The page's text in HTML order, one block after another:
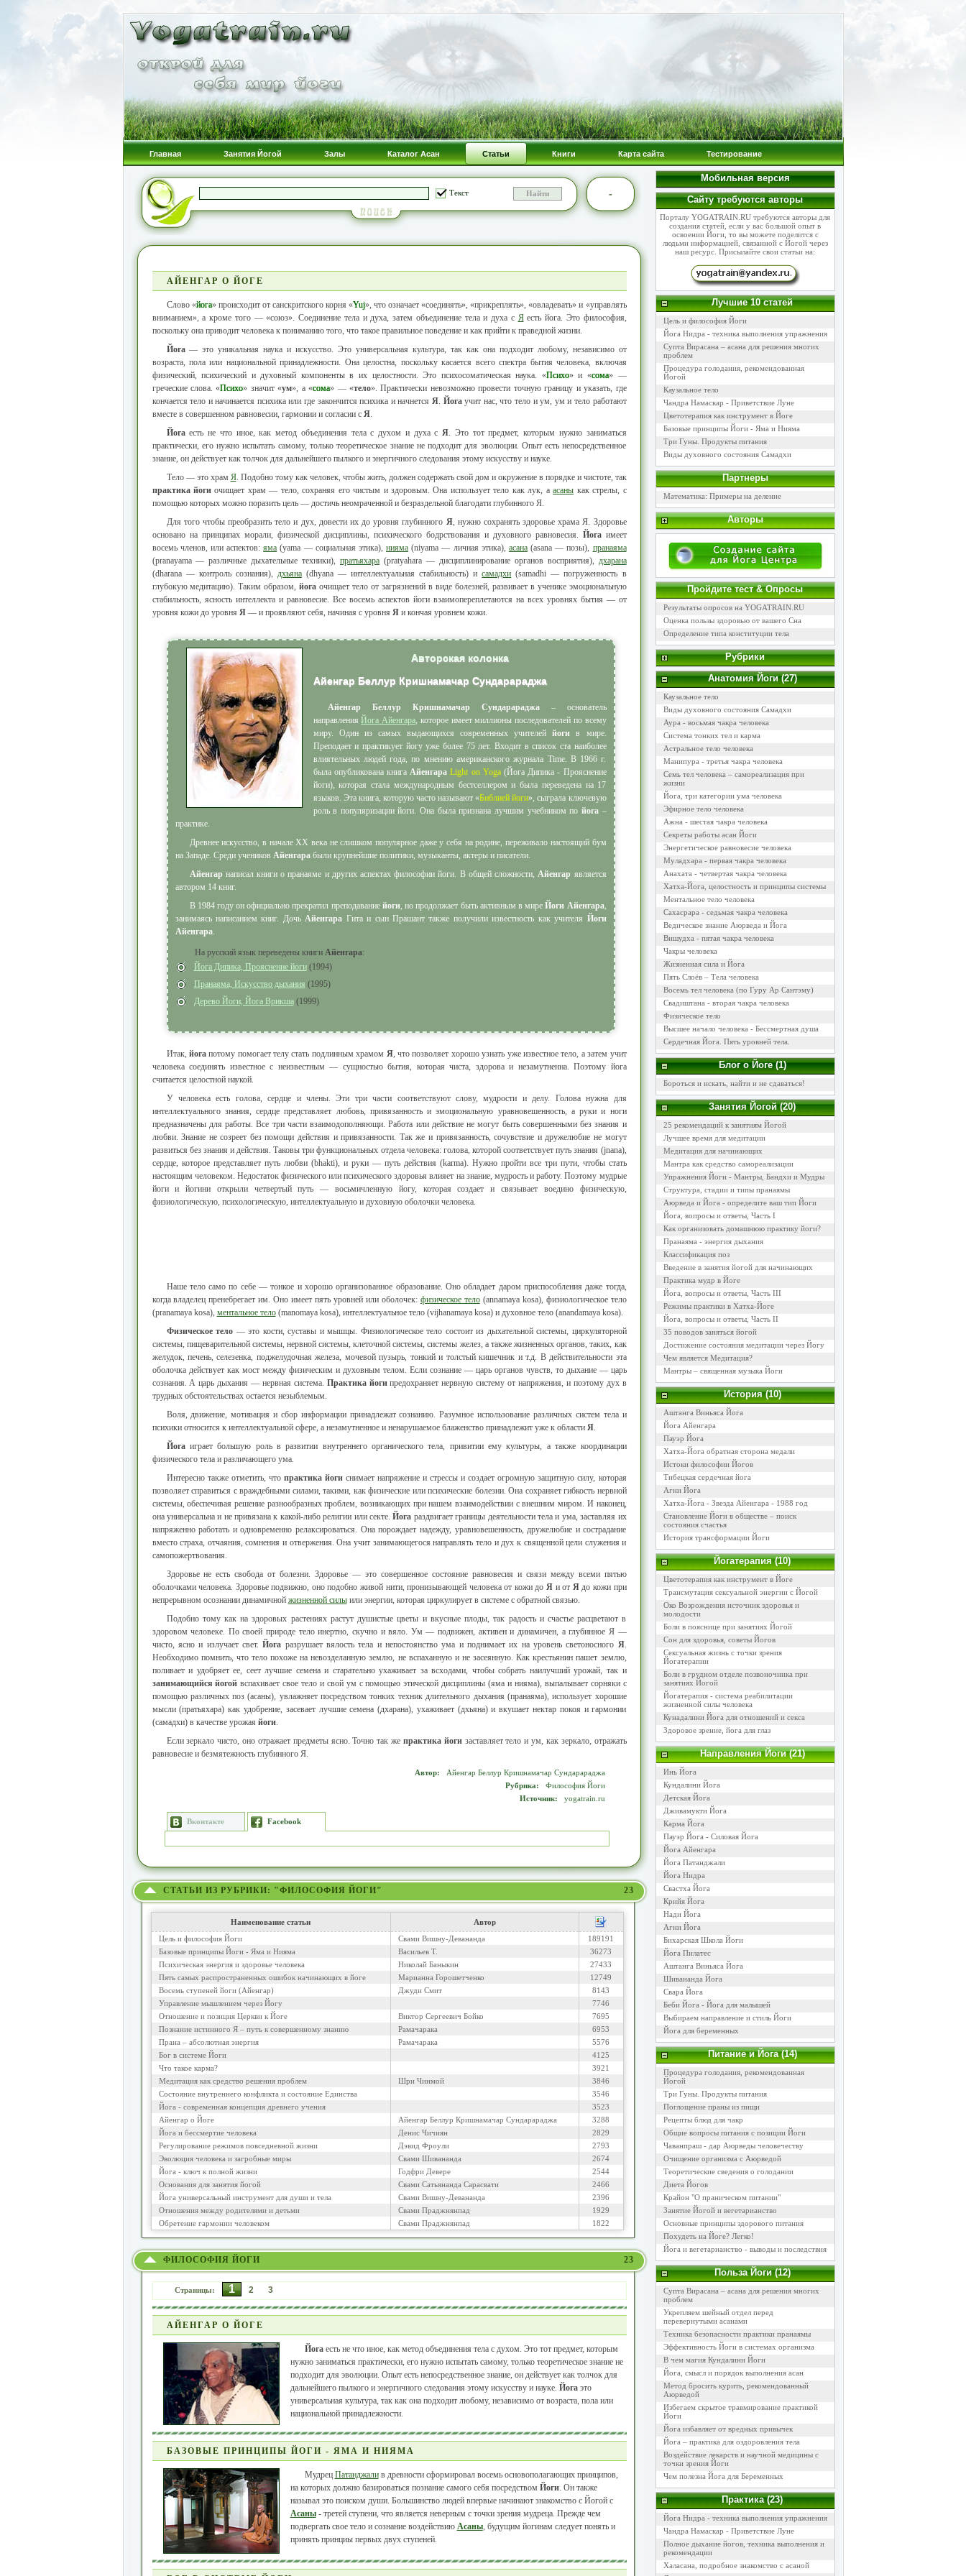
Главная Занятия Йогой Залы Каталог Асан Статьи Книги Карта сайта Тестирование
Текст -
АЙЕНГАР О ЙОГЕ
Слово «йога» происходит от санскритского корня «Yuj», что означает «соединять», «прикреплять», «овладевать» и «управлять
вниманием», а кроме того — «союз». Соединение тела и духа, затем объединение тела и духа с Яесть йога. Это философия,
поскольку она приводит человека к пониманию того, что такое правильное поведение и как прийти к праведной жизни.
Йога— это уникальная наука и искусство. Это универсальная культура, так как она подходит любому, независимо от
возраста, пола или национальной принадлежности. Она целостна, поскольку касается всего спектра бытия человека, включая
физический, психический и духовный компоненты в их целостности. Это психосоматическая наука. «Психо» и «сома» —
греческие слова. «Психо» значит «ум», а «сома» — «тело». Практически невозможно провести точную границу и указать, где
кончается тело и начинается психика или где закончится психика и начнется Я. Йогаучит нас, что тело и ум, ум и тело работают
вместе в совершенном равновесии, гармонии и согласии с Я.
Йогаесть не что иное, как метод объединения тела с духом и духа с Я. Это тот предмет, которым нужно заниматься
практически, его нужно испытать самому, только теоретическое знание не подходит для эволюции. Опыт есть непосредственное
знание, он действует как толчок для дальнейшего пылкого и энергичного следования этому искусству и науке.
Тело — это храм Я. Подобно тому как человек, чтобы жить, должен содержать свой дом и окружение в порядке и чистоте, так
практика йогиочищает храм — тело, сохраняя его чистым и здоровым. Она использует тело как лук, аасаны как стрелы, с
помощью которых можно поразить цель — достичь неомраченной и безраздельной благодати глубинного Я.
Для того чтобы преобразить тело и дух, довести их до уровня глубинного Я, нужно сохранять здоровье храма Я. Здоровье
основано на принципах морали, физической дисциплины, психического бодрствования и духовного равновесия. Йогаимеет
восемь членов, или аспектов:яма (yama — социальная этика),нияма (niyama — личная этика), асана(asana — позы), пранаяма
(pranayama — различные дыхательные техники),пратьяхара (pratyahara — дисциплинирование органов восприятия), дхарана
(dharana — контроль сознания), дхьяна(dhyana — интеллектуальная стабильность) исамадхи (samadhi — погруженность в
глубокую медитацию). Таким образом,йога очищает тело от загрязнений в виде болезней, развивает в ученике эмоциональную
стабильность, ясность интеллекта и равновесие. Все восемь аспектов йоги взаимопереплетаются на всех уровнях бытия — от
уровня кожи до уровня Я— и проявляют себя, начиная с уровня Яи кончая уровнем кожи.
Авторская колонка
Айенгар Беллур Кришнамачар Сундарараджа
Айенгар Беллур Кришнамачар Сундарараджа– основатель
направления Йога Айенгара , которое имеет миллионы последователей по всему
миру. Один из самых выдающихся современных учителеййоги в мире.
Преподает и практикует йогу уже более 75 лет. Входит в список ста наиболее
влиятельных людей года, по мнению американского журнала Time. В 1966 г.
была опубликована книга Айенгара Light on Yoga(Йога Дипика - Прояснение
йоги), которая стала международным бестселлером и была переведена на 17
языков. Эта книга, которую часто называют «Библией йоги», сыграла ключевую
роль в популяризации йоги. Она была признана лучшим учебником по йога–
практике.
Древнее искусство, в начале ХХ века не слишком популярное даже у себя на родине, переживало настоящий бум
на Западе. Среди учеников Айенгарабыли крупнейшие политики, музыканты, актеры и писатели.
Айенгар написал книги о пранаяме и других аспектах философии йоги. В общей сложности, Айенгар является
автором 14 книг.
В 1984 году он официально прекратил преподавание йоги, но продолжает быть активным в миреЙоги Айенгара,
занимаясь написанием книг. Дочь Айенгара Гита и сын Прашант также получили известность как учителя Йоги
Айенгара.
На русский язык переведены книги Айенгара:
Йога Дипика, Прояснение йоги(1994)
Пранаяма, Искусство дыхания (1995)
Дерево Йоги, Йога Врикша(1999)
Итак, йогапотому помогает телу стать подлинным храмом Я, что позволяет хорошо узнать уже известное тело, а затем учит
человека соединять известное с неизвестным — сущностью бытия, которая чиста, здорова и незамутненна. Поэтому йога
считается целостной наукой.
У человека есть голова, сердце и члены. Эти три части соответствуют слову, мудрости и делу. Голова нужна для
интеллектуального знания, сердце представляет любовь, привязанность и эмоциональную уравновешенность, а руки и ноги
предназначены для работы. Все три части взаимодополняющи. Работа или действие не могут быть совершенными без знания и
любви. Знание не созреет без помощи действия и привязанности. Так же и привязанность, сочувствие и дружелюбие не могут
развиться без знания и действия. Таковы три функциональных отдела человека: голова, которой соответствует путь знания (jnana),
сердце, которое представляет путь любви (bhakti), и руки — путь действия (karma). Нужно пройти все три пути, чтобы стать
настоящим человеком. Недостаток физического или психического здоровья влияет на знание, мудрость и работу. Поэтому мудрые
йоги и йогини открыли четвертый путь — восьмичленную йогу, которая создает и связывает воедино физическую,
физиологическую, психологическую, интеллектуальную и духовную оболочки человека.
Наше тело само по себе — тонкое и хорошо организованное образование. Оно обладает даром приспособления даже тогда,
когда владелец пренебрегает им. Оно имеет пять уровней или оболочек: физическое тело(annamaya kosa), физиологическое тело
(рrаnаmaуа kosa), ментальное тело(manomaya kosa), интеллектуальное тело (vijhanamaya kosa) и духовное тело (anandamaya kosa).
Физическое тело — это кости, суставы и мышцы. Физиологическое тело состоит из дыхательной системы, циркуляторной
системы, пищеварительной системы, нервной системы, клеточной системы, системы желез, а также жизненных органов, таких, как
желудок, печень, селезенка, поджелудочная железа, мочевой пузырь, тонкий и толстый кишечник и т.д. В действительности эта
оболочка действует как мост между физическим и духовным телом. Если сознание — царь органов чувств, то дыхание — царь
сознания. А царь дыхания — нервная система. Практика йогипредохраняет нервную систему от напряжения, и поэтому дух в
трудных обстоятельствах остается незыблемым.
Воля, движение, мотивация и сбор информации принадлежат сознанию. Разумное использование различных систем тела и
психики относится к интеллектуальной сфере, а незамутненное и ненарушаемое блаженство принадлежит уже к области Я.
Йогаиграет большую роль в развитии внутреннего органического тела, привитии ему культуры, а также координации
физического тела и различающего ума.
Интересно также отметить, что практика йогиснимает напряжение и стрессы и создает огромную защитную силу, которая
позволяет справиться с враждебными силами, такими, как физические или психические болезни. Она сохраняет гибкость нервной
системы, обеспечивая решение разнообразных проблем, возникающих при нашем взаимодействии с внешним миром. И наконец,
она универсальна и не привязана к какой-либо религии или секте.Йога раздвигает границы деятельности тела и ума, заставляя их
напряженно работать и одновременно релаксироваться. Она порождает надежду, уравновешенность, дружелюбие и сострадание
вместо страха, отчаяния, сомнения и отвержения. Она учит занимающегося направлять тело и дух к священной цели служения и
самопожертвования.
Здоровье не есть свобода от болезни. Здоровье — это совершенное состояние равновесия и связи между всеми пятью
оболочками человека. Здоровье подвижно, оно подобно живой нити, пронизывающей человека от кожи до Я и от Ядо кожи при
непрерывном осознании динамичной жизненной силыили энергии, которая циркулирует в системе с обратной связью.
Подобно тому как на здоровых растениях растут душистые цветы и вкусные плоды, так радость и счастье расцветают в
здоровом человеке. По своей природе тело инертно, скучно и вяло. Ум — подвижен, активен и динамичен, а глубинное Я —
чисто, ясно и излучает свет.Йога разрушает вялость тела и непостоянство ума и поднимает их на уровень светоносного Я.
Необходимо помнить, что тело похоже на невозделанную землю, не вспаханную и не засеянную. Как крестьянин пашет землю,
поливает и удобряет ее, сеет лучшие семена и старательно ухаживает за всходами, чтобы собрать наилучший урожай, так и
занимающийся йогой вспахивает свое тело и свой ум с помощью этической дисциплины (яма и нияма), выпалывает сорняки с
помощью различных поз (асаны), увлажняет посредством тонких техник длительного дыхания (пранаяма), использует хорошие
мысли (пратьяхара) как удобрение, засевает лучшие семена (дхарана), ухаживает (дхьяна) и вкушает нектар покоя и гармонии
(самадхи) в качестве урожая йоги.
Если зеркало чисто, оно отражает предметы ясно. Точно так же практика йогизаставляет тело и ум, как зеркало, отражать
равновесие и безмятежность глубинного Я.
Автор:
Айенгар Беллур Кришнамачар Сундарараджа
Рубрика: Философия Йоги
Источник: yogatrain.ru
Вконтакте Facebook
СТАТЬИ ИЗ РУБРИКИ: "ФИЛОСОФИЯ ЙОГИ" 23
Наименование статьи
Автор
Цель и философия Йоги
Свами Вишну-Девананда
189191
Базовые принципы Йоги - Яма и Нияма
Васильев Т.
36273
Психическая энергия и здоровье человека
Николай Баныкин
27433
Пять самых распространенных ошибок начинающих в йоге
Марианна Горошетченко
12749
Восемь ступеней йоги (Айенгар)
Джуди Смит
8143
Управление мышлением через Йогу
7746
Отношение и позиция Церкви к Йоге
Виктор Сергеевич Бойко
7695
Познание истинного Я – путь к совершенному знанию
Рамачарака
6953
Прана – абсолютная энергия
Рамачарака
5576
Бог в системе Йоги
4125
Что такое карма?
3921
Медитация как средство решения проблем
Шри Чинмой
3846
Состояние внутреннего конфликта и состояние Единства
3546
Йога - современная концепция древнего учения
3523
Айенгар о Йоге
Айенгар Беллур Кришнамачар Сундарараджа
3288
Йога и бессмертие человека
Денис Чичиян
2829
Регулирование режимов повседневной жизни
Дэвид Фроули
2793
Эволюция человека и загробные миры
Свами Шивананда
2674
Йога - ключ к полной жизни
Годфри Девере
2544
Основания для занятия йогой
Свами Сатьянанда Сарасвати
2466
Йога универсальный инструмент для души и тела
Свами Вишну-Девананда
2396
Отношения между родителями и детьми
Свами Праджнянпад
1929
Обретение гармонии человеком
Свами Праджнянпад 1822
ФИЛОСОФИЯ ЙОГИ 23
Страницы: 1 2 3
АЙЕНГАР О ЙОГЕ
Йогаесть не что иное, как метод объединения тела с духом. Это тот предмет, которым
нужно заниматься практически, его нужно испытать самому, только теоретическое знание не
подходит для эволюции. Опыт есть непосредственное знание, он действует как толчок для
дальнейшего пылкого и энергичного следования этому искусству и науке. Йогаэто
универсальная культура, так как она подходит любому, независимо от возраста, пола или
национальной принадлежности.
БАЗОВЫЕ ПРИНЦИПЫ ЙОГИ - ЯМА И НИЯМА
Мудрец Патанджалив древности сформировал восемь основополагающих принципов,
на которых должно базироваться познание самого себя посредством Йоги. Он также
называл это поиском души. Большинство людей впервые начинают знакомство с Йогой с
Асаны- третей ступени, что является неверным с точки зрения мудреца. Прежде чем
подвергать свое тело и сознание воздействию Асаны, будущим йогинам следует понять и
принять принциы первых двух ступеней.
Мобильная версия
Сайту требуются авторы
Порталу YOGATRAIN.RU требуются авторы для
создания статей, если у вас большой опыт в
освоении Йоги, то вы можете поделится с
людьми информацией, связанной с Йогой через
наш ресурс. Присылайте свои статьи на:
Лучшие 10 статей
Цель и философия Йоги
Йога Нидра - техника выполнения упражнения
Супта Вирасана – асана для решения многих
проблем
Процедура голодания, рекомендованная
Йогой
Каузальное тело
Чандра Намаскар - Приветствие Луне
Цветотерапия как инструмент в Йоге
Базовые принципы Йоги - Яма и Нияма
Три Гуны. Продукты питания
Виды духовного состояния Самадхи
Партнеры
Математика: Примеры на деление
Авторы
Пройдите тест & Опросы
Результаты опросов на YOGATRAIN.RU
Оценка пользы здоровью от вашего Сна
Определение типа конституции тела
Рубрики
Анатомия Йоги (27)
Каузальное тело
Виды духовного состояния Самадхи
Аура - восьмая чакра человека
Система тонких тел и карма
Астральное тело человека
Манипура - третья чакра человека
Семь тел человека – самореализация при
жизни
Йога, три категории ума человека
Эфирное тело человека
Ажна - шестая чакра человека
Секреты работы асан Йоги
Энергетическое равновесие человека
Муладхара - первая чакра человека
Анахата - четвертая чакра человека
Хатха-Йога, целостность и принципы системы
Ментальное тело человека
Сахасрара - седьмая чакра человека
Ведическое знание Аюрведа и Йога
Вишудха - пятая чакра человека
Чакры человека
Жизненная сила и Йога
Пять Слоёв – Тела человека
Восемь тел человека (по Гуру Ар Сантэму)
Свадиштана - вторая чакра человека
Физическое тело
Высшее начало человека - Бессмертная душа
Сердечная Йога. Пять уровней тела.
Блог о Йоге (1)
Бороться и искать, найти и не сдаваться!
Занятия Йогой (20)
25 рекомендаций к занятиям Йогой
Лучшее время для медитации
Медитация для начинающих
Мантра как средство самореализации
Упражнения Йоги - Мантры, Бандхи и Мудры
Структура, стадии и типы пранаямы
Аюрведа и Йога - определите ваш тип Йоги
Йога, вопросы и ответы, Часть I
Как организовать домашнюю практику йоги?
Пранаяма - энергия дыхания
Классификация поз
Введение в занятия йогой для начинающих
Практика мудр в Йоге
Йога, вопросы и ответы, Часть III
Режимы практики в Хатха-Йоге
Йога, вопросы и ответы, Часть II
35 поводов заняться йогой
Достижение состояния медитации через Йогу
Чем является Медитация?
Мантры – священная музыка Йоги
История (10)
Аштанга Виньяса Йога
Йога Айенгара
Пауэр Йога
Хатха-Йога обратная сторона медали
Истоки философии Йогов
Тибецкая сердечная йога
Агни Йога
Хатха-Йога - Звезда Айенгара - 1988 год
Становление Йоги в обществе – поиск
состояния счастья
История трансформации Йоги
Йогатерапия (10)
Цветотерапия как инструмент в Йоге
Трансмутация сексуальной энергии с Йогой
Око Возрождения источник здоровья и
молодости
Боли в пояснице при занятиях Йогой
Сон для здоровья, советы Йогов
Сексуальная жизнь с точки зрения
Йогатерапии
Боли в грудном отделе позвоночника при
занятиях Йогой
Йогатерапия - система реабилитации
жизненной силы человека
Кунадалини Йога для отношений и секса
Здоровое зрение, йога для глаз
Направления Йоги (21)
Инь Йога
Кундалини Йога
Детская Йога
Дживамукти Йога
Карма Йога
Пауэр Йога - Силовая Йога
Йога Айенгара
Йога Патанджали
Йога Нидра
Свастха Йога
Крийя Йога
Нади Йога
Агни Йога
Бихарская Школа Йоги
Йога Пилатес
Аштанга Виньяса Йога
Шивананда Йога
Свара Йога
Беби Йога - Йога для малышей
Выбираем направление и стиль Йоги
Йога для беременных
Питание и Йога (14)
Процедура голодания, рекомендованная
Йогой
Три Гуны. Продукты питания
Поглощение праны из пищи
Рецепты блюд для чакр
Общие вопросы питания с позиции Йоги
Чаванпраш - дар Аюрведы человечеству
Очищение организма с Аюрведой
Теоретические сведения о голодании
Диета Йогов
Крайон "О праническом питании"
Занятие Йогой и вегетарианство
Основные принципы здорового питания
Похудеть на Йоге? Легко!
Йога и вегетарианство - выводы и последствия
Польза Йоги (12)
Супта Вирасана – асана для решения многих
проблем
Укрепляем шейный отдел перед
перевернутыми асанами
Техника безопасности практики пранаямы
Эффективность Йоги в системах организма
В чем магия Кундалини Йоги
Йога, смысл и порядок выполнения асан
Метод бросить курить, рекомендованный
Аюрведой
Избегаем скрытое травмирование практикой
Йоги
Йога избавляет от вредных привычек
Йога – практика для оздоровления тела
Воздействие лекарств и научной медицины с
точки зрения Йоги
Чем полезна Йога для Беременных
Практика (23)
Йога Нидра - техника выполнения упражнения
Чандра Намаскар - Приветствие Луне
Полное дыхание йогов, техника выполнения и
рекомендации
Халасана, подробное знакомство с асаной